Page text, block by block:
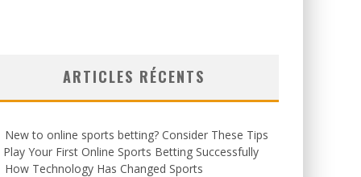
ARTICLES RÉCENTS
New to online sports betting? Consider These Tips
Your First Online Sports Betting Successfully
How Technology Has Changed Sports